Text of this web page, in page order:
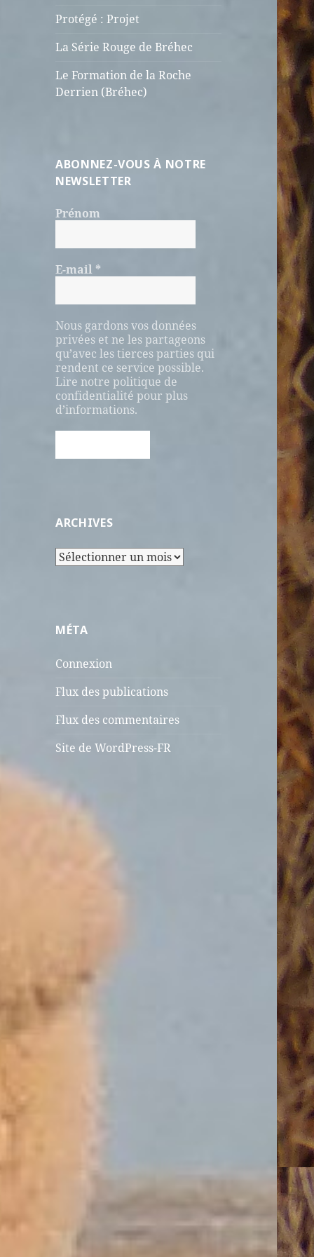
Protégé : Projet
La Série Rouge de Bréhec
Le Formation de la Roche
Derrien (Bréhec)
ABONNEZ-VOUS À NOTRE
NEWSLETTER
Prénom
E-mail *
Nous gardons vos données
privées et ne les partageons
qu’avec les tierces parties qui
rendent ce service possible.
Lire notre politique de
confidentialité pour plus
d’informations.
ARCHIVES
Archives
MÉTA
Connexion
Flux des publications
Flux des commentaires
Site de WordPress-FR